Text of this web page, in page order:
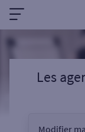
Les
Modifier